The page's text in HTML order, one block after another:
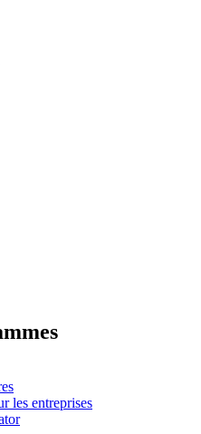
les entreprises